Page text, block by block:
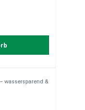
dauerhafte
Schlauch
beachten Sie: